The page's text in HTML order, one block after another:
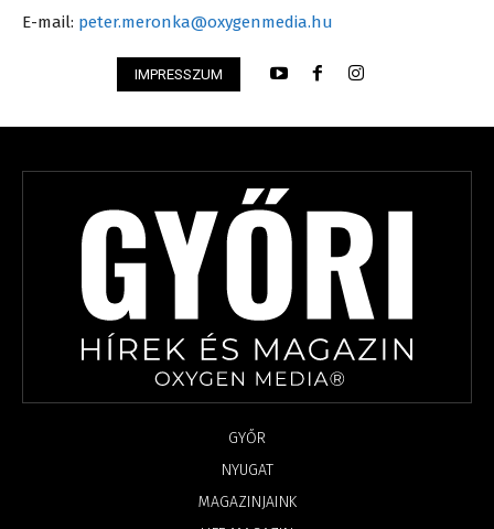
E-mail: peter.meronka@oxygenmedia.hu
IMPRESSZUM
GYŐR
NYUGAT
MAGAZINJAINK